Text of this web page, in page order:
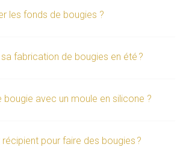
les fonds de bougies ?
fabrication de bougies en été ?
bougie avec un moule en silicone ?
pour faire des bougies ?